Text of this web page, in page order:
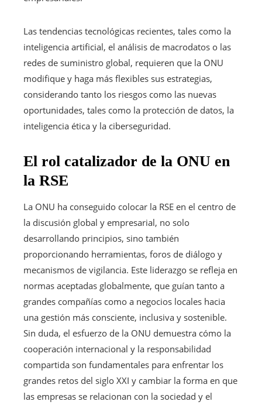
Las tendencias tecnológicas recientes, tales como la
inteligencia artificial, el análisis de macrodatos o las
redes de suministro global, requieren que la ONU
modifique y haga más flexibles sus estrategias,
considerando tanto los riesgos como las nuevas
oportunidades, tales como la protección de datos, la
inteligencia ética y la ciberseguridad.
El rol catalizador de la ONU en
la RSE
La ONU ha conseguido colocar la RSE en el centro de
la discusión global y empresarial, no solo
desarrollando principios, sino también
proporcionando herramientas, foros de diálogo y
mecanismos de vigilancia. Este liderazgo se refleja en
normas aceptadas globalmente, que guían tanto a
grandes compañías como a negocios locales hacia
una gestión más consciente, inclusiva y sostenible.
Sin duda, el esfuerzo de la ONU demuestra cómo la
cooperación internacional y la responsabilidad
compartida son fundamentales para enfrentar los
grandes retos del siglo XXI y cambiar la forma en que
las empresas se relacionan con la sociedad y el